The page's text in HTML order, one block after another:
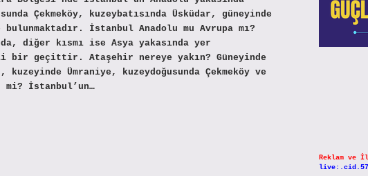
Çekmeköy, kuzeybatısında Üsküdar, güneyinde
bulunmaktadır. İstanbul Anadolu mu Avrupa mı?
diğer kısmı ise Asya yakasında yer
bir geçittir. Ataşehir nereye yakın? Güneyinde
Ümraniye, kuzeydoğusunda Çekmeköy ve
İstanbul’un…
Reklam ve